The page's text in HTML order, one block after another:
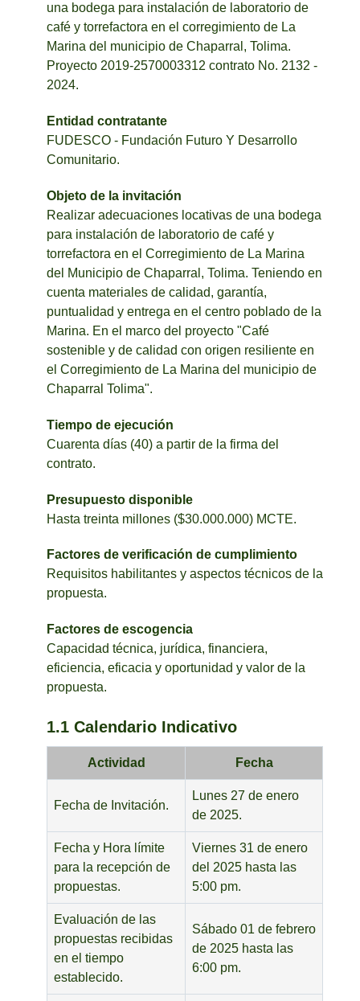
una bodega para instalación de laboratorio de
café y torrefactora en el corregimiento de La
Marina del municipio de Chaparral, Tolima.
Proyecto 2019-2570003312 contrato No. 2132 -
2024.
Entidad contratante
FUDESCO - Fundación Futuro Y Desarrollo
Comunitario.
Objeto de la invitación
Realizar adecuaciones locativas de una bodega
para instalación de laboratorio de café y
torrefactora en el Corregimiento de La Marina
del Municipio de Chaparral, Tolima. Teniendo en
cuenta materiales de calidad, garantía,
puntualidad y entrega en el centro poblado de la
Marina. En el marco del proyecto "Café
sostenible y de calidad con origen resiliente en
el Corregimiento de La Marina del municipio de
Chaparral Tolima".
Tiempo de ejecución
Cuarenta días (40) a partir de la firma del
contrato.
Presupuesto disponible
Hasta treinta millones ($30.000.000) MCTE.
Factores de verificación de cumplimiento
Requisitos habilitantes y aspectos técnicos de la
propuesta.
Factores de escogencia
Capacidad técnica, jurídica, financiera,
eficiencia, eficacia y oportunidad y valor de la
propuesta.
1.1 Calendario Indicativo
Actividad Fecha
Fecha de Invitación.
Lunes 27 de enero
de 2025.
Fecha y Hora límite
para la recepción de
propuestas.
Viernes 31 de enero
del 2025 hasta las
5:00 pm.
Evaluación de las
propuestas recibidas
en el tiempo
establecido.
Sábado 01 de febrero
de 2025 hasta las
6:00 pm.